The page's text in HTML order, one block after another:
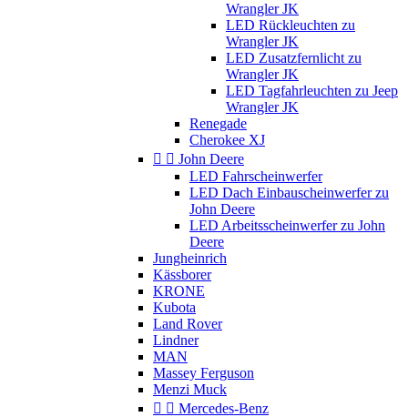
Wrangler JK
LED Rückleuchten zu
Wrangler JK
LED Zusatzfernlicht zu
Wrangler JK
LED Tagfahrleuchten zu Jeep
Wrangler JK
Renegade
Cherokee XJ
  John Deere
LED Fahrscheinwerfer
LED Dach Einbauscheinwerfer zu
John Deere
LED Arbeitsscheinwerfer zu John
Deere
Jungheinrich
Kässborer
KRONE
Kubota
Land Rover
Lindner
MAN
Massey Ferguson
Menzi Muck
  Mercedes-Benz